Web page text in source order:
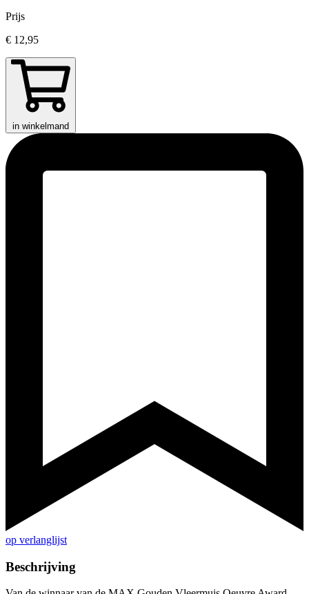
Prijs
€ 12,95
in winkelmand
op verlanglijst
Beschrijving